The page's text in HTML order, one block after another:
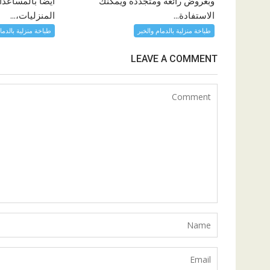
الاستفادة...
طباخة منزلية بالدمام والخبر
المنزليات،...
طباخة منزلية
LEAVE A COMMENT